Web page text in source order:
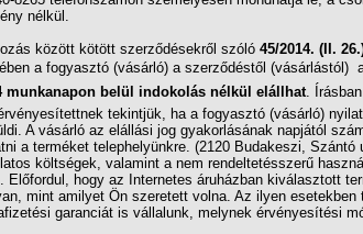
nélkül.
között kötött szerződésekről szóló 45/2014. (II.
a fogyasztó (vásárló) a szerződéstől (vásárlástól) 
munkanapon belül indokolás nélkül elállhat.
tekintjük, ha a fogyasztó (vásárló)
A vásárló az elállási jog gyakorlásának napjától
a terméket telephelyünkre. (2120 Budakeszi, Szántó
költségek, valamint a nem rendeltetésszerű
Előfordul, hogy az Internetes áruházban kiválasztott
mint amilyet Ön szeretett volna. Az ilyen esetekben
garanciát is vállalunk, melynek érvényesítési